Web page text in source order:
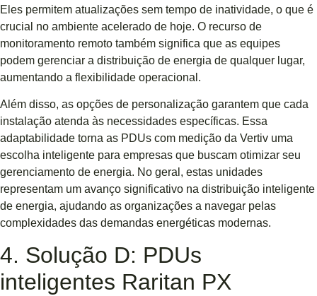
Eles permitem atualizações sem tempo de inatividade, o que é
crucial no ambiente acelerado de hoje. O recurso de
monitoramento remoto também significa que as equipes
podem gerenciar a distribuição de energia de qualquer lugar,
aumentando a flexibilidade operacional.
Além disso, as opções de personalização garantem que cada
instalação atenda às necessidades específicas. Essa
adaptabilidade torna as PDUs com medição da Vertiv uma
escolha inteligente para empresas que buscam otimizar seu
gerenciamento de energia. No geral, estas unidades
representam um avanço significativo na distribuição inteligente
de energia, ajudando as organizações a navegar pelas
complexidades das demandas energéticas modernas.
4. Solução D: PDUs
inteligentes Raritan PX